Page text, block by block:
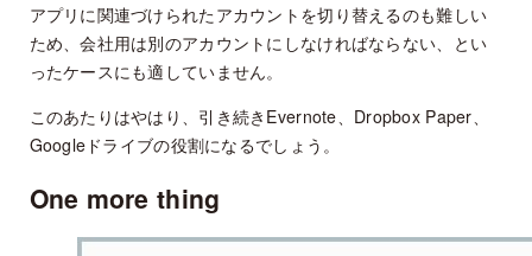
アプリに関連づけられたアカウントを切り替えるのも難しい
ため、会社用は別のアカウントにしなければならない、とい
ったケースにも適していません。
このあたりはやはり、引き続きEvernote、Dropbox Paper、
Googleドライブの役割になるでしょう。
One more thing